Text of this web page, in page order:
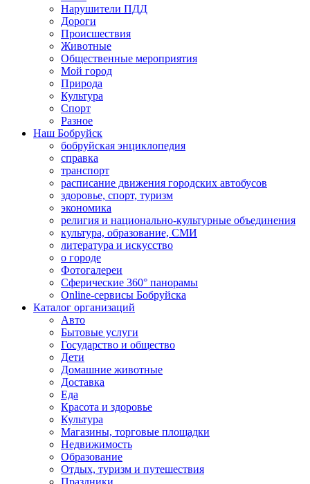
Нарушители ПДД
Дороги
Происшествия
Животные
Общественные мероприятия
Мой город
Природа
Культура
Спорт
Разное
Наш Бобруйск
бобруйская энциклопедия
справка
транспорт
расписание движения городских автобусов
здоровье, спорт, туризм
экономика
религия и национально-культурные объединения
культура, образование, СМИ
литература и искусство
о городе
Фотогалереи
Сферические 360° панорамы
Online-сервисы Бобруйска
Каталог организаций
Авто
Бытовые услуги
Государство и общество
Дети
Домашние животные
Доставка
Еда
Красота и здоровье
Культура
Магазины, торговые площадки
Недвижимость
Образование
Отдых, туризм и путешествия
Праздники